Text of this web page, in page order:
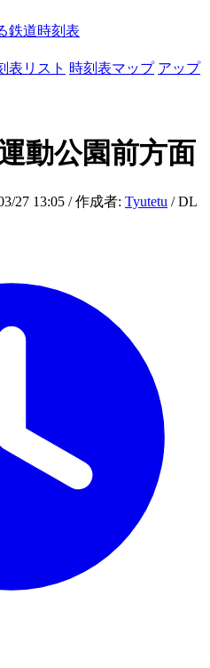
鉄道時刻表
表リスト 時刻表マップ アップ
動公園前方面
27 13:05 / 作成者: Tyutetu / DL